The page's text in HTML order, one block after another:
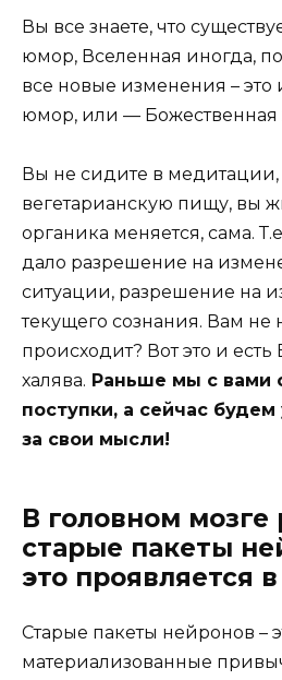
Вы все знаете, что
юмор, Вселенная иногда,
все новые изменения – это
юмор, или — Божественная
Вы не сидите в медитации,
вегетарианскую пищу, вы
органика меняется, сама.
дало разрешение на
ситуации, разрешение на
текущего сознания. Вам не
происходит? Вот это и есть
халява. Раньше мы с вами
поступки, а сейчас будем
за свои мысли!
В головном мозге
старые пакеты
это проявляется
Старые пакеты нейронов –
материализованные